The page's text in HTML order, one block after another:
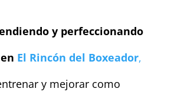
y perfeccionando
El Rincón del Boxeador,
y mejorar como